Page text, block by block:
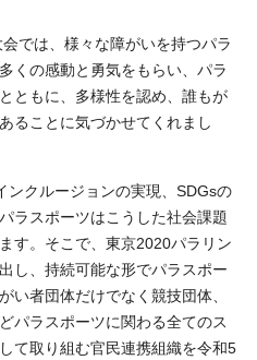
では、様々な障がいを持つパラ
くの感動と勇気をもらい、パラ
ともに、多様性を認め、誰もが
ることに気づかせてくれまし
ンクルージョンの実現、SDGsの
ラスポーツはこうした社会課題
す。そこで、東京2020パラリン
し、持続可能な形でパラスポー
い者団体だけでなく競技団体、
パラスポーツに関わる全てのス
て取り組む官民連携組織を令和5